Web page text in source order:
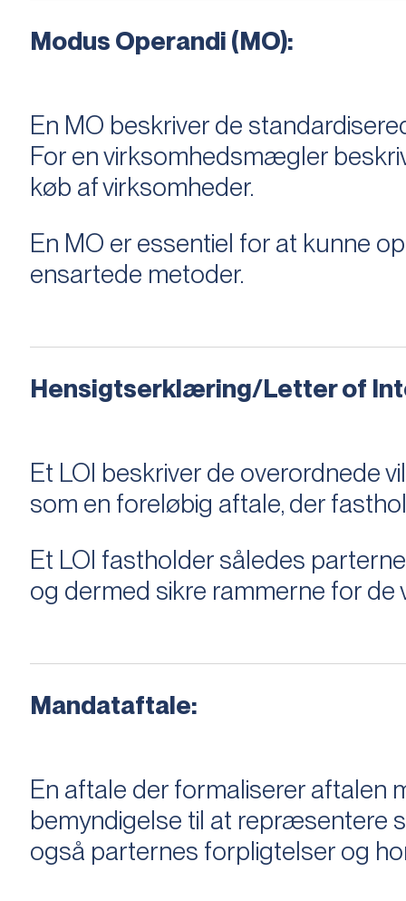
Modus Operandi (MO):
En MO beskriver de
For en virksomhedsmægler
køb af virksomheder.
En MO er essentiel for at kunne
ensartede metoder.
Hensigtserklæring/Letter of
Et LOI beskriver de overordnede
som en foreløbig aftale, der
Et LOI fastholder således
og dermed sikre rammerne for de
Mandataftale:
En aftale der formaliserer
bemyndigelse til at repræsentere
også parternes forpligtelser og